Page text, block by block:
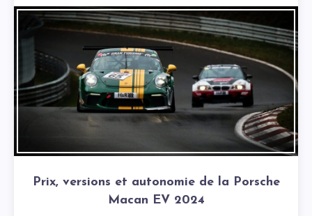
Prix, versions et autonomie de la Porsche
Macan EV 2024